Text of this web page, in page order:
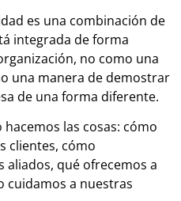
es una combinación de
integrada de forma
no como una
una manera de demostrar
de una forma diferente.
las cosas: cómo
clientes, cómo
qué ofrecemos a
cuidamos a nuestras